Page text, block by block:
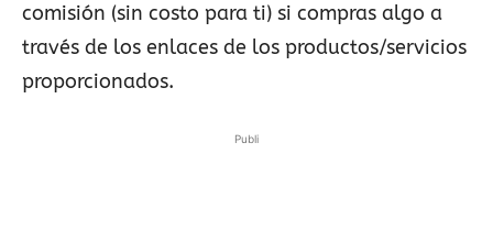
comisión (sin costo para ti) si compras algo a
través de los enlaces de los productos/servicios
proporcionados.
Publi